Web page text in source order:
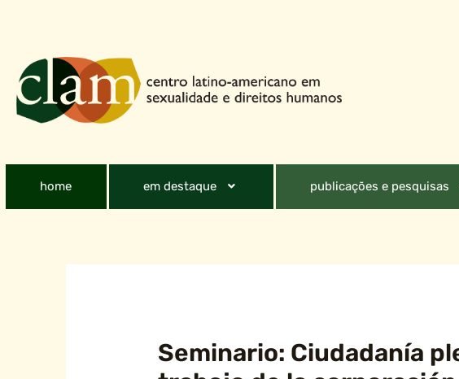
home em destaque publicações e pesquisas
Seminario: Ciudadanía